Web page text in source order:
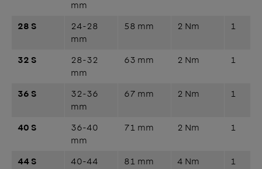
mm
28 S
24-28
mm
58 mm 2 Nm 1
32 S
28-32
mm
63 mm 2 Nm 1
36 S
32-36
mm
67 mm 2 Nm 1
40 S
36-40
mm
71 mm 2 Nm 1
44 S
40-44
81 mm 4 Nm 1